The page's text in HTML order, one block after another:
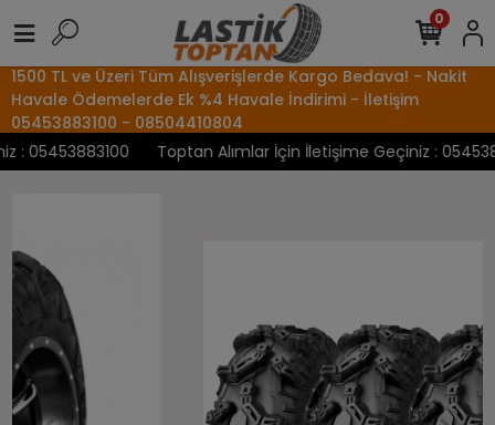
1500 TL ve Üzeri Tüm Alışverişlerde Kargo Bedava! - Nakit
Havale Ödemelerde Ek %4 Havale İndirimi - İletişim
05453883100 - 08504410804
05453883100
Toptan Alımlar İçin İletişime Geçiniz :
0